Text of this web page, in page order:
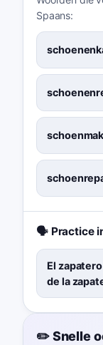
Spaans:
🗣️ Practice
El
de la
✏️ Snelle